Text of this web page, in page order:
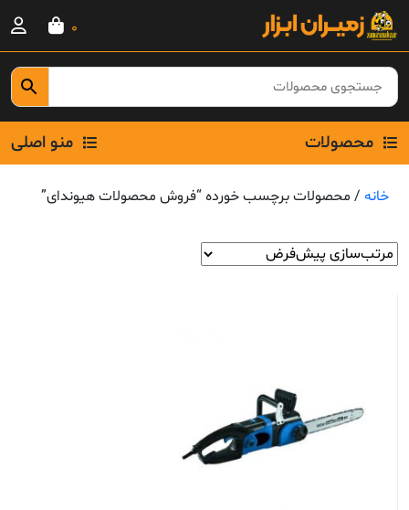
Skip
content
0
محصولات منو اصلی
خانه / محصولات برچسب خورده “فروش محصولات هیوندای”